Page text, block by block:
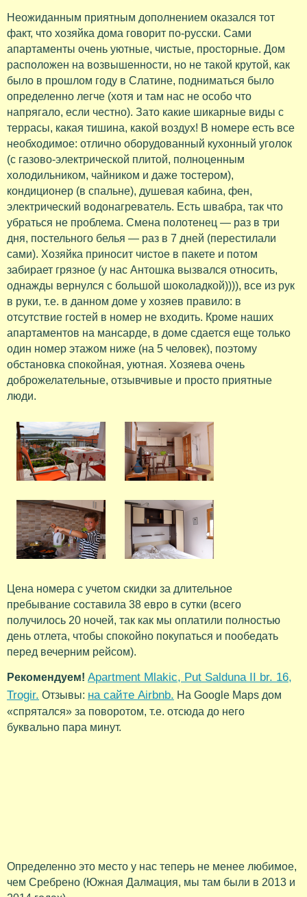
Неожиданным приятным дополнением оказался тот
факт, что хозяйка дома говорит по-русски. Сами
апартаменты очень уютные, чистые, просторные. Дом
расположен на возвышенности, но не такой крутой, как
было в прошлом году в Слатине, подниматься было
определенно легче (хотя и там нас не особо что
напрягало, если честно). Зато какие шикарные виды с
террасы, какая тишина, какой воздух! В номере есть все
необходимое: отлично оборудованный кухонный уголок
(с газово-электрической плитой, полноценным
холодильником, чайником и даже тостером),
кондиционер (в спальне), душевая кабина, фен,
электрический водонагреватель. Есть швабра, так что
убраться не проблема. Смена полотенец — раз в три
дня, постельного белья — раз в 7 дней (перестилали
сами). Хозяйка приносит чистое в пакете и потом
забирает грязное (у нас Антошка вызвался относить,
однажды вернулся с большой шоколадкой)))), все из рук
в руки, т.е. в данном доме у хозяев правило: в
отсутствие гостей в номер не входить. Кроме наших
апартаментов на мансарде, в доме сдается еще только
один номер этажом ниже (на 5 человек), поэтому
обстановка спокойная, уютная. Хозяева очень
доброжелательные, отзывчивые и просто приятные
люди.
Цена номера с учетом скидки за длительное
пребывание составила 38 евро в сутки (всего
получилось 20 ночей, так как мы оплатили полностью
день отлета, чтобы спокойно покупаться и пообедать
перед вечерним рейсом).
Рекомендуем! Apartment Mlakic, Put Salduna II br. 16,
Trogir. Отзывы: на сайте Airbnb. На Google Maps дом
«спрятался» за поворотом, т.е. отсюда до него
буквально пара минут.
Определенно это место у нас теперь не менее любимое,
чем Сребрено (Южная Далмация, мы там были в 2013 и